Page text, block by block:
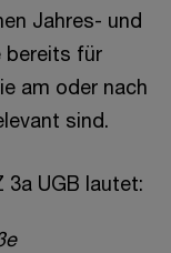
Jahres- und
bereits für
am oder nach
sind.
3a UGB lautet: